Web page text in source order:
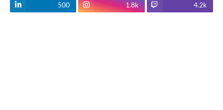
500 1.8k 4.2k